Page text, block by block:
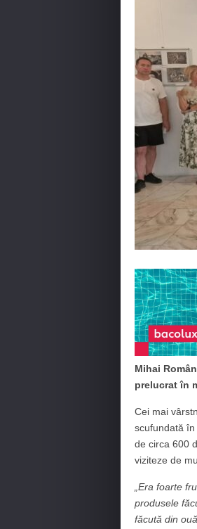
Mihai
prelucrat în
Cei mai
scufundată
de circa 600
viziteze de
„Era foarte
produsele
făcută din